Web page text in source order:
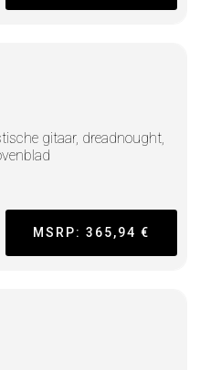
gitaar, dreadnought,
MSRP: 365,94 €